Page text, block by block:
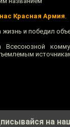
Красная Армия.
и победил
на